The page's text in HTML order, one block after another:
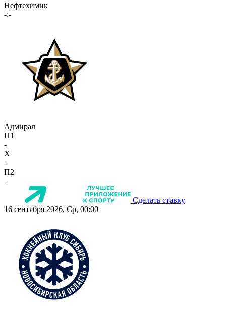
Нефтехимик
-:-
Адмирал
П1
-
X
-
П2
-
Сделать ставку
16 сентября 2026, Ср, 00:00